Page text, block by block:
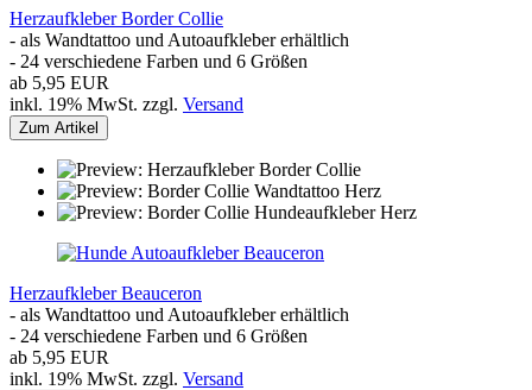
Herzaufkleber Border Collie
- als Wandtattoo und Autoaufkleber erhältlich
- 24 verschiedene Farben und 6 Größen
ab 5,95 EUR
inkl. 19% MwSt. zzgl. Versand
Zum Artikel
Herzaufkleber Beauceron
- als Wandtattoo und Autoaufkleber erhältlich
- 24 verschiedene Farben und 6 Größen
ab 5,95 EUR
inkl. 19% MwSt. zzgl. Versand